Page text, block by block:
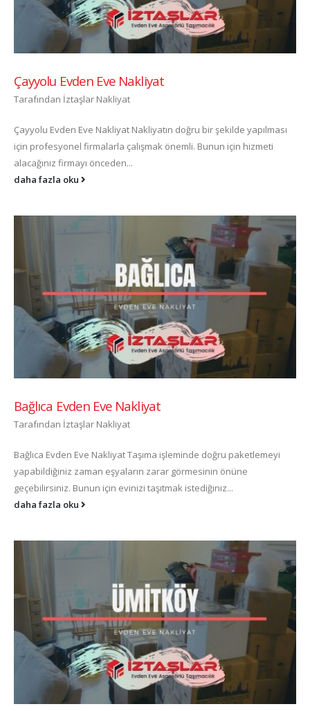
Çayyolu Evden Eve Nakliyat
Tarafından İztaşlar Nakliyat
Çayyolu Evden Eve Nakliyat Nakliyatın doğru bir şekilde yapılması
için profesyonel firmalarla çalışmak önemli. Bunun için hizmeti
alacağınız firmayı önceden...
daha fazla oku
Bağlıca Evden Eve Nakliyat
Tarafından İztaşlar Nakliyat
Bağlıca Evden Eve Nakliyat Taşıma işleminde doğru paketlemeyi
yapabildiğiniz zaman eşyaların zarar görmesinin önüne
geçebilirsiniz. Bunun için evinizi taşıtmak istediğiniz...
daha fazla oku